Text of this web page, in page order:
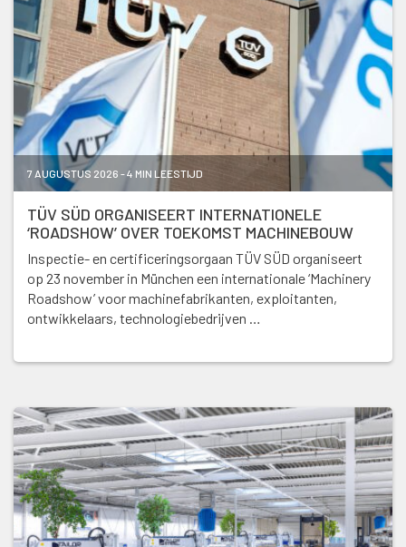
7 AUGUSTUS 2026 - 4 MIN LEESTIJD
TÜV SÜD ORGANISEERT INTERNATIONELE
‘ROADSHOW’ OVER TOEKOMST MACHINEBOUW
Inspectie- en certificeringsorgaan TÜV SÜD organiseert
op 23 november in München een internationale ‘Machinery
Roadshow’ voor machinefabrikanten, exploitanten,
ontwikkelaars, technologiebedrijven …